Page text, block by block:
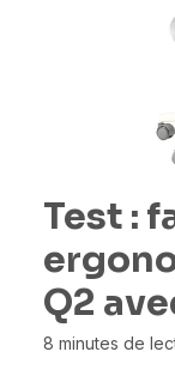
Test :
Q2
8 minutes de